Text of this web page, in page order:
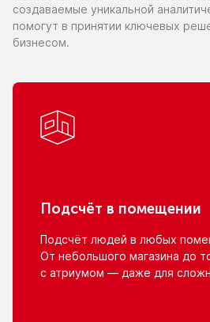
создаваемые уникальной
помогут в принятии ключевых
бизнесом.
Подсчёт в помещении
Подсчёт людей в любых
От небольшого магазина до
с атриумом — даже для